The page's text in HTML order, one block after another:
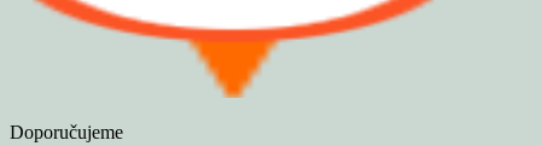
Doporučujeme